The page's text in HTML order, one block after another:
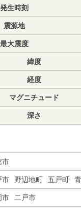
発生時刻
震源地
最大震度
緯度
経度
マグニチュード
深さ
市
市 野辺地町 五戸町
市 二戸市